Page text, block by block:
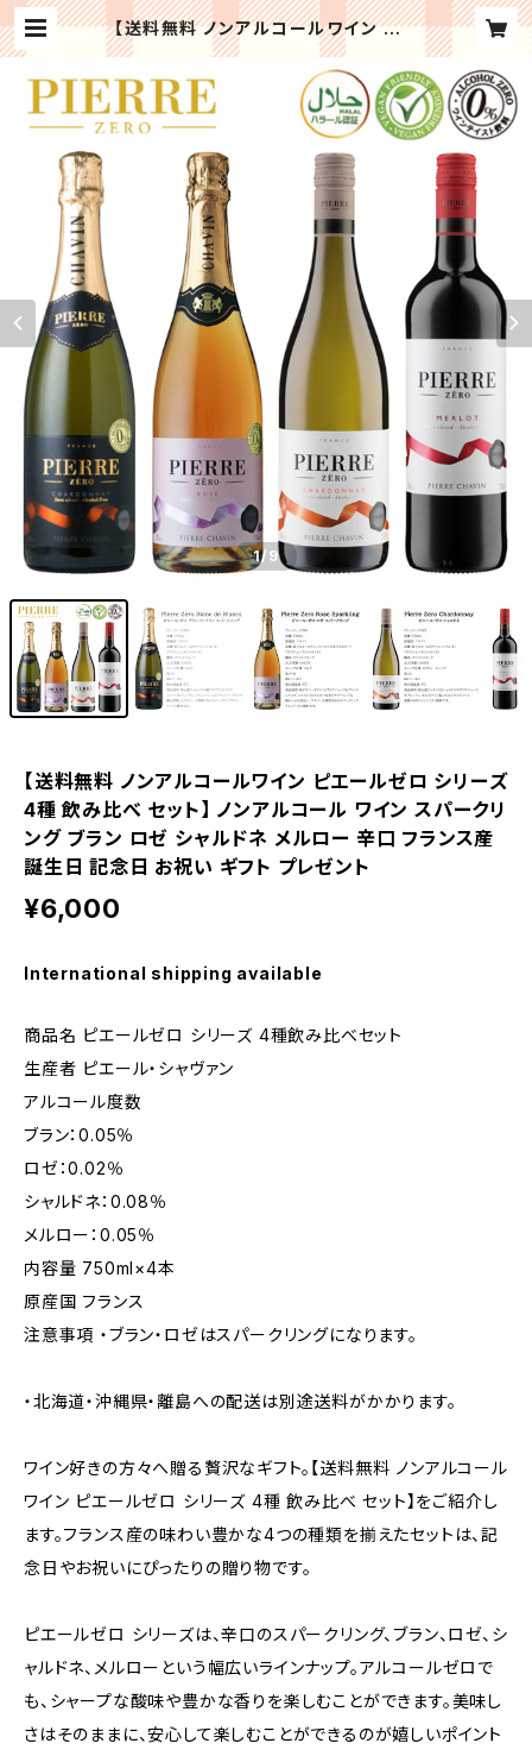
【送料無料 ノンアルコールワイン ピエ
ールゼロ シリーズ 4種 飲み比べ セッ
ト】 ノンアルコール ワイン スパークリ
ング ブラン ロゼ シャルドネ メルロー
辛口 フランス産 誕生日 記念日 お祝
い ギフト プレゼント | Regaloセレ
1/9
【送料無料 ノンアルコールワイン ピエールゼロ シリーズ
4種 飲み比べ セット】 ノンアルコール ワイン スパークリ
ング ブラン ロゼ シャルドネ メルロー 辛口 フランス産
誕生日 記念日 お祝い ギフト プレゼント
¥6,000
International shipping available
商品名 ピエールゼロ シリーズ 4種飲み比べセット
生産者 ピエール・シャヴァン
アルコール度数
ブラン：0.05％
ロゼ：0.02％
シャルドネ：0.08％
メルロー：0.05％
内容量 750ml×4本
原産国 フランス
注意事項 ・ブラン・ロゼはスパークリングになります。
・北海道・沖縄県・離島への配送は別途送料がかかります。
ワイン好きの方々へ贈る贅沢なギフト。【送料無料 ノンアルコール
ワイン ピエールゼロ シリーズ 4種 飲み比べ セット】をご紹介し
ます。フランス産の味わい豊かな4つの種類を揃えたセットは、記
念日やお祝いにぴったりの贈り物です。
ピエールゼロ シリーズは、辛口のスパークリング、ブラン、ロゼ、シ
ャルドネ、メルローという幅広いラインナップ。アルコールゼロで
も、シャープな酸味や豊かな香りを楽しむことができます。美味し
さはそのままに、安心して楽しむことができるのが嬉しいポイント